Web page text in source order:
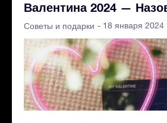
Валентина 2024 —
Советы и подарки - 18 января 2024